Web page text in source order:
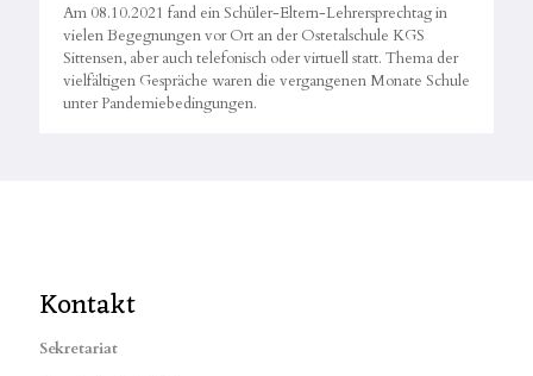
Am 08.10.2021 fand ein Schüler-Eltern-Lehrersprechtag in
vielen Begegnungen vor Ort an der Ostetalschule KGS
Sittensen, aber auch telefonisch oder virtuell statt. Thema der
vielfältigen Gespräche waren die vergangenen Monate Schule
unter Pandemiebedingungen.
Kontakt
Sekretariat